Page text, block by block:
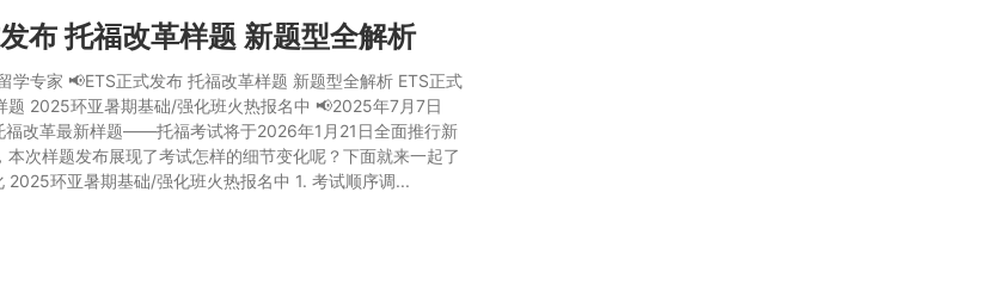
布 托福改革样题 新题型全解析
学专家 📢ETS正式发布 托福改革样题 新题型全解析 ETS正式
题 2025环亚暑期基础/强化班火热报名中 📢2025年7月7日
福改革最新样题——托福考试将于2026年1月21日全面推行新
本次样题发布展现了考试怎样的细节变化呢？下面就来一起了
2025环亚暑期基础/强化班火热报名中 1. 考试顺序调...